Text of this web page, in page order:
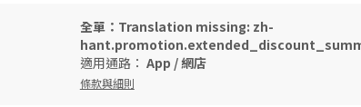
全單：Translation missing: zh-
適用通路： App /網店
條款與細則